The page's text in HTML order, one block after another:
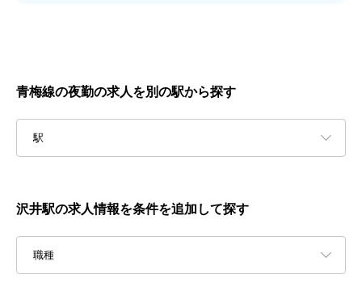
青梅線の夜勤の求人を別の駅から探す
駅
沢井駅の求人情報を条件を追加して探す
職種